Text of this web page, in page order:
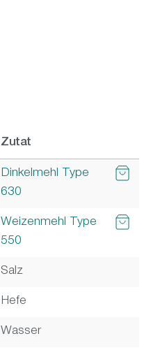
Zutat
Dinkelmehl Type
630
Weizenmehl Type
550
Salz
Hefe
Wasser